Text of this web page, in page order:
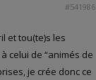
#541986
et tou(te)s les
celui de “animés de
je crée donc ce